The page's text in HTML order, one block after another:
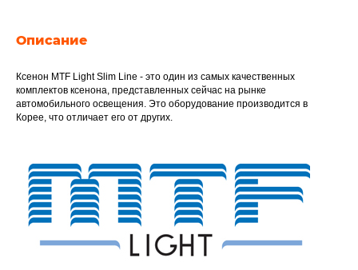
Описание
Отзывов (0)
Ксенон MTF Light Slim Line - это один из самых качественных
комплектов ксенона, представленных сейчас на рынке
автомобильного освещения. Это оборудование производится в
Корее, что отличает его от других.